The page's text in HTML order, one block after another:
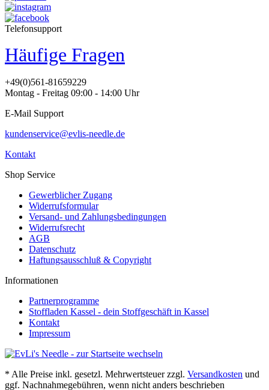
Telefonsupport
Häufige Fragen
+49(0)561-81659229
Montag - Freitag 09:00 - 14:00 Uhr
E-Mail Support
kundenservice@evlis-needle.de
Kontakt
Shop Service
Gewerblicher Zugang
Widerrufsformular
Versand- und Zahlungsbedingungen
Widerrufsrecht
AGB
Datenschutz
Haftungsausschluß & Copyright
Informationen
Partnerprogramme
Stoffladen Kassel - dein Stoffgeschäft in Kassel
Kontakt
Impressum
* Alle Preise inkl. gesetzl. Mehrwertsteuer zzgl. Versandkosten und
ggf. Nachnahmegebühren, wenn nicht anders beschrieben